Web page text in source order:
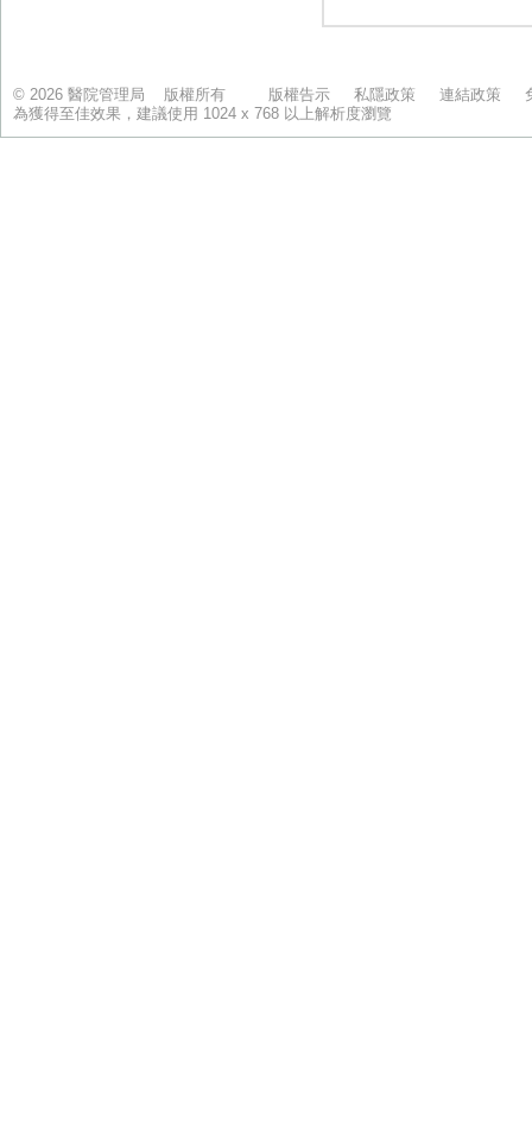
© 2026 醫院管理局 版權所有 版權告示 私隱政策 連結政策
為獲得至佳效果，建議使用 1024 x 768 以上解析度瀏覽